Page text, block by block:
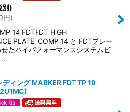
別)
円)
14 FDTFDT HIGH
PLATE COMP 14 と FDTプレー
せたハイパフォーマンスシステムビ
…
ディング MARKER FDT TP 10
]